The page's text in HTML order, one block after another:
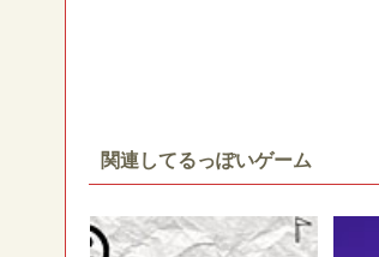
関連してるっぽいゲーム